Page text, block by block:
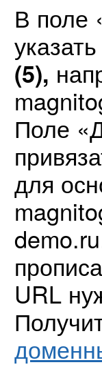
В поле
(5),
Поле
для
URL